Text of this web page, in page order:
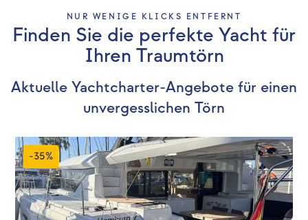
NUR WENIGE KLICKS ENTFERNT
Finden Sie die perfekte Yacht für
Ihren Traumtörn
Aktuelle Yachtcharter-Angebote für einen
unvergesslichen Törn
-35%